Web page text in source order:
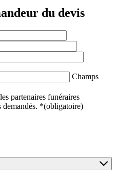
du devis
Champs
partenaires funéraires
*(obligatoire)